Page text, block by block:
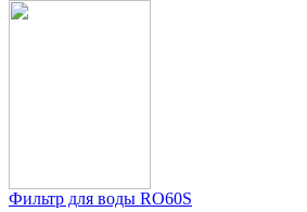
Фильтр для воды RO60S